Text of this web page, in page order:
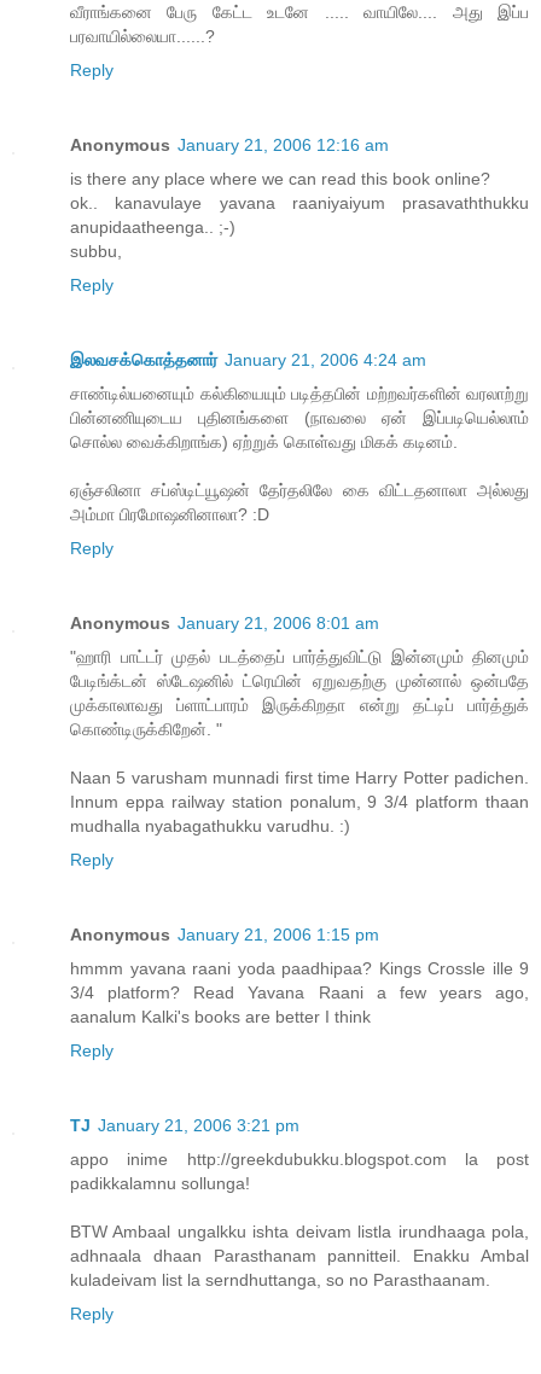
வீராங்கனை பேரு கேட்ட உடனே ..... வாயிலே.... அது இப்ப
பரவாயில்லையா......?
Reply
Anonymous January 21, 2006 12:16 am
is there any place where we can read this book online?
ok.. kanavulaye yavana raaniyaiyum prasavaththukku
anupidaatheenga.. ;-)
subbu,
Reply
இலவசக்கொத்தனார் January 21, 2006 4:24 am
சாண்டில்யனையும் கல்கியையும் படித்தபின் மற்றவர்களின் வரலாற்று
பின்னணியுடைய புதினங்களை (நாவலை ஏன் இப்படியெல்லாம்
சொல்ல வைக்கிறாங்க) ஏற்றுக் கொள்வது மிகக் கடினம்.
ஏஞ்சலினா சப்ஸ்டிட்யூஷன் தேர்தலிலே கை விட்டதனாலா அல்லது
அம்மா பிரமோஷனினாலா? :D
Reply
Anonymous January 21, 2006 8:01 am
"ஹாரி பாட்டர் முதல் படத்தைப் பார்த்துவிட்டு இன்னமும் தினமும்
பேடிங்க்டன் ஸ்டேஷனில் ட்ரெயின் ஏறுவதற்கு முன்னால் ஒன்பதே
முக்காலாவது ப்ளாட்பாரம் இருக்கிறதா என்று தட்டிப் பார்த்துக்
கொண்டிருக்கிறேன். "
Naan 5 varusham munnadi first time Harry Potter padichen.
Innum eppa railway station ponalum, 9 3/4 platform thaan
mudhalla nyabagathukku varudhu. :)
Reply
Anonymous January 21, 2006 1:15 pm
hmmm yavana raani yoda paadhipaa? Kings Crossle ille 9
3/4 platform? Read Yavana Raani a few years ago,
aanalum Kalki's books are better I think
Reply
TJ January 21, 2006 3:21 pm
appo inime http://greekdubukku.blogspot.com la post
padikkalamnu sollunga!
BTW Ambaal ungalkku ishta deivam listla irundhaaga pola,
adhnaala dhaan Parasthanam pannitteil. Enakku Ambal
kuladeivam list la serndhuttanga, so no Parasthaanam.
Reply